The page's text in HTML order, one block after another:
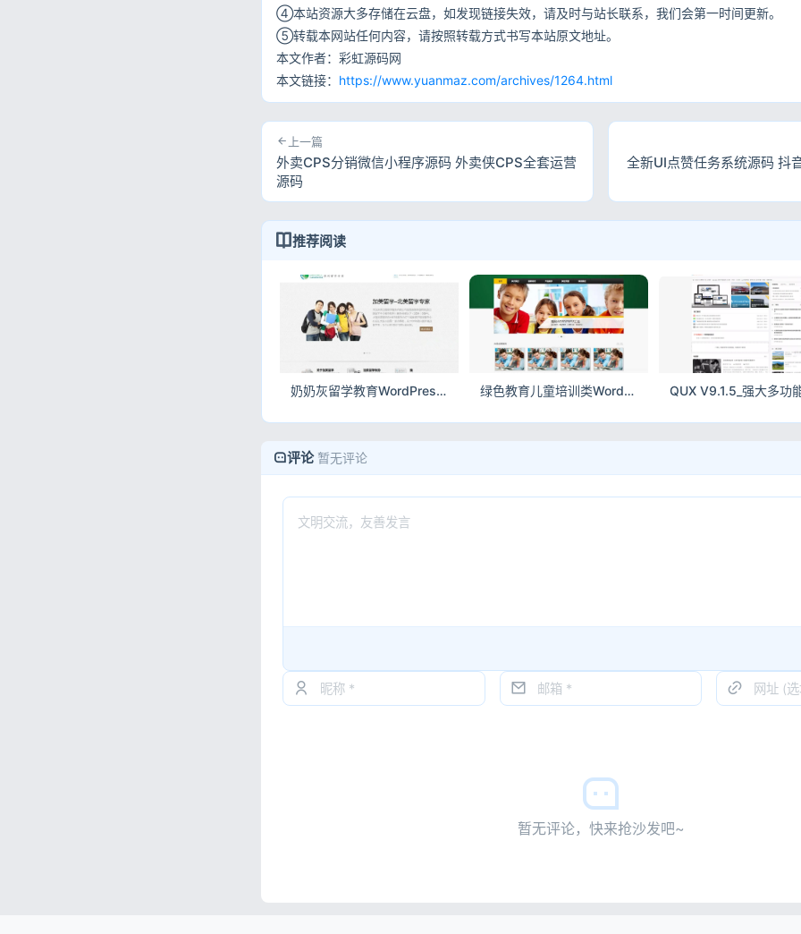
④本站资源大多存储在云盘，如发现链接失效，请及时与站长联系，我们会第一时间更新。
⑤转载本网站任何内容，请按照转载方式书写本站原文地址。
本文作者：彩虹源码网
本文链接： https://www.yuanmaz.com/archives/1264.html
上一篇
外卖CPS分销微信小程序源码 外卖侠CPS全套运营
源码
全新UI点赞任务系统源码 抖
推荐阅读
奶奶灰留学教育WordPress免费主题 留学中介机构灰色调wp网站模板 绿色教育儿童培训类WordPress免费主题 少儿培训机构网站模板
评论 暂无评论
暂无评论，快来抢沙发吧~